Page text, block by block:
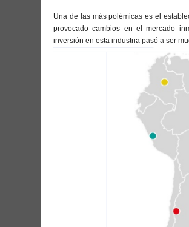
Una de las más polémicas es el
provocado cambios en el mercado
inversión en esta industria pasó a ser